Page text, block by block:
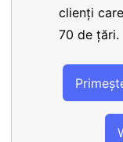
clienți
70 de țări.